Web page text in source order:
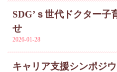
SDG’ｓ世代ドクター子
せ
2026-01-28
キャリア支援シンポジ